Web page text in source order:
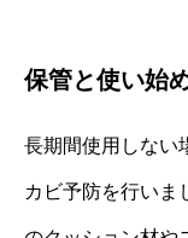
保管と使い始
長期間使用しない
カビ予防を行いま